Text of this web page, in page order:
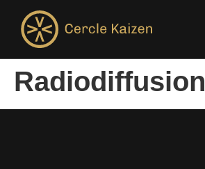
Radiodiffusion